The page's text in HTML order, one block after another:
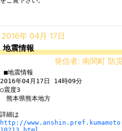
2016年 04月 17日
地震情報
発信者: 南関町 防
2016年04月17日 14時09分
○震度3
熊本県熊本地方
http://